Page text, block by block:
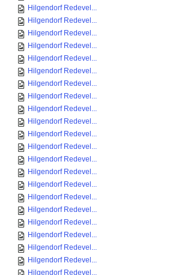
Hilgendorf Redevel...
Hilgendorf Redevel...
Hilgendorf Redevel...
Hilgendorf Redevel...
Hilgendorf Redevel...
Hilgendorf Redevel...
Hilgendorf Redevel...
Hilgendorf Redevel...
Hilgendorf Redevel...
Hilgendorf Redevel...
Hilgendorf Redevel...
Hilgendorf Redevel...
Hilgendorf Redevel...
Hilgendorf Redevel...
Hilgendorf Redevel...
Hilgendorf Redevel...
Hilgendorf Redevel...
Hilgendorf Redevel...
Hilgendorf Redevel...
Hilgendorf Redevel...
Hilgendorf Redevel...
Hilgendorf Redevel...